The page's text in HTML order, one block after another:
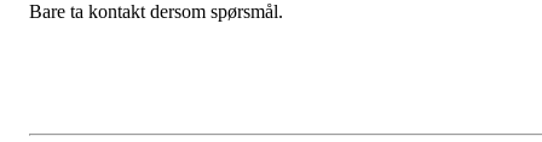
Bare ta kontakt dersom spørsmål.